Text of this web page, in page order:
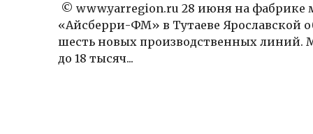
© www.yarregion.ru 28 июня на фабрике
«Айсберри-ФМ» в Тутаеве Ярославской
шесть новых производственных
до 18 тысяч...